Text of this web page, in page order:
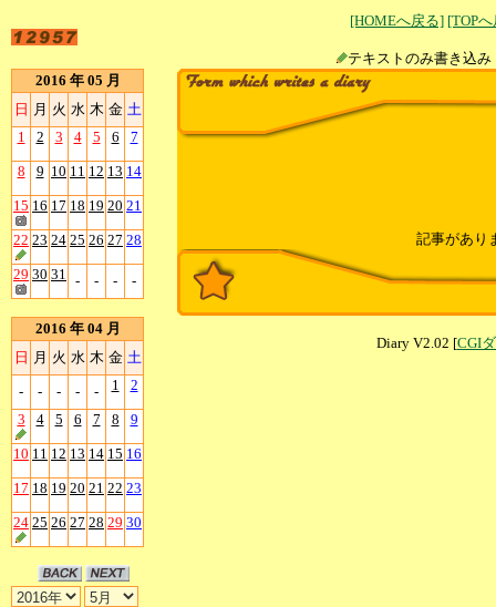
[HOMEへ戻る] [TOP
テキストのみ書
2016 年 05 月
日 月 火 水 木 金 土
1
2 3 4 5 6 7
8 9 10 11 12 13 14
15 16 17 18 19 20 21
22 23 24 25 26 27 28
29 30 31 - - - -
2016 年 04 月
日 月 火 水 木 金 土
- - - - - 1 2
3 4 5 6 7 8 9
10 11 12 13 14 15 16
17 18 19 20 21 22 23
24 25 26 27 28 29 30
記事があり
Diary V2.02 [CGI